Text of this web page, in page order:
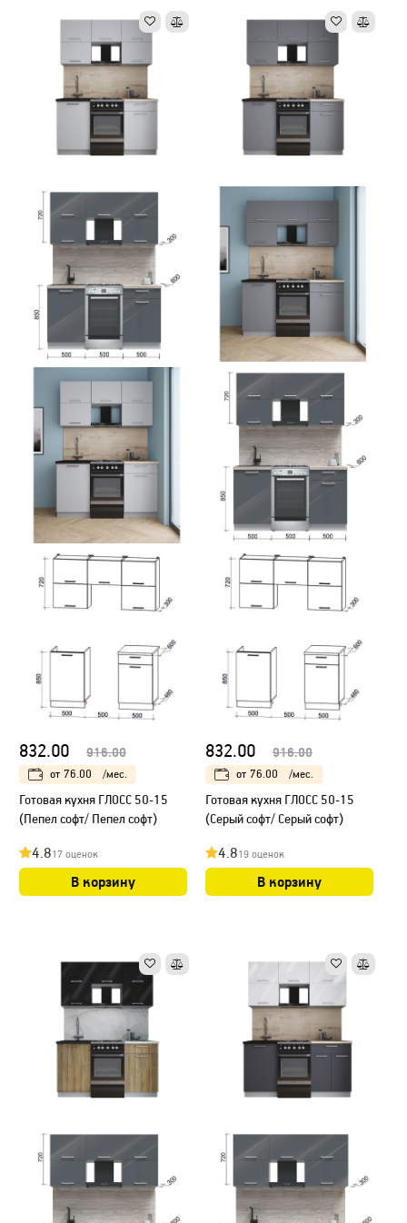
832.00 916.00
от 76.00 /мес.
Готовая кухня ГЛОСС 50-15
(Пепел софт/ Пепел софт)
4.817 оценок
В корзину
832.00 916.00
от 76.00 /мес.
Готовая кухня ГЛОСС 50-15
(Серый софт/ Серый софт)
4.819 оценок
В корзину